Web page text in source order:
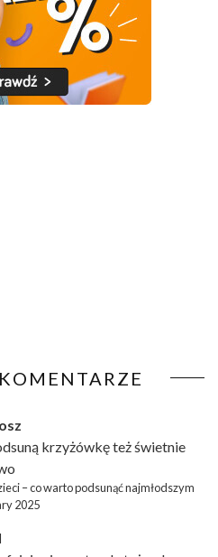
krzyżówkęteż świetnie
– co warto podsunąć najmłodszym
2025